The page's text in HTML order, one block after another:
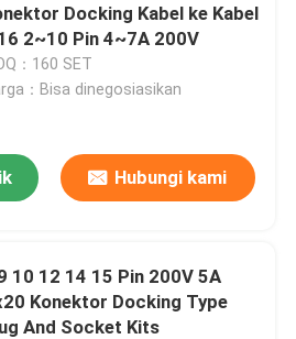
Docking Kabel ke Kabel
2~10 Pin 4~7A 200V
：160 SET
：Bisa dinegosiasikan
Hubungi kami
10 12 14 15 Pin 200V 5A
Konektor Docking Type
And Socket Kits